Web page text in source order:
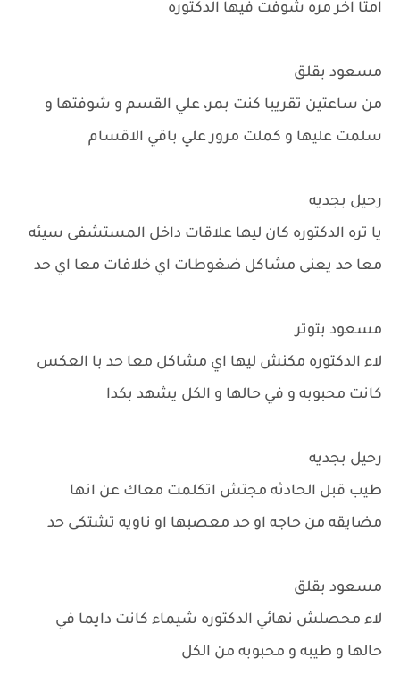
امتا اخر مره شوفت فيها الدكتوره
مسعود بقلق
من ساعتين تقريبا كنت بمر، علي القسم و شوفتها و
سلمت عليها و كملت مرور علي باقي الاقسام
رحيل بجديه
يا تره الدكتوره كان ليها علاقات داخل المستشفى سيئه
معا حد يعنى مشاكل ضغوطات اي خلافات معا اي حد
مسعود بتوتر
لاء الدكتوره مكنش ليها اي مشاكل معا حد با العكس
كانت محبوبه و في حالها و الكل يشهد بكدا
رحيل بجديه
طيب قبل الحادثه مجتش اتكلمت معاك عن انها
مضايقه من حاجه او حد معصبها او ناويه تشتكى حد
مسعود بقلق
لاء محصلش نهائي الدكتوره شيماء كانت دايما في
حالها و طيبه و محبوبه من الكل